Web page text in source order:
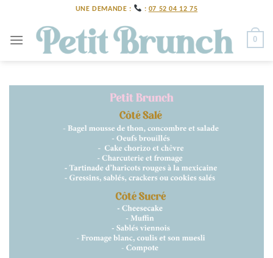
content
UNE DEMANDE : : 07 52 04 12 75
0